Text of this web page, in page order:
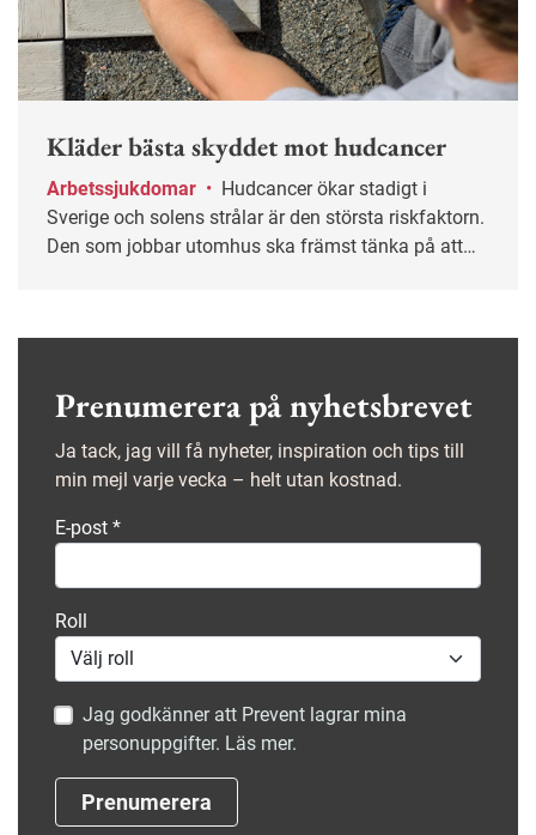
Kläder bästa skyddet mot hudcancer
Arbetssjukdomar •
Sverige och solens strålar är den största riskfaktorn.
Den som jobbar utomhus ska främst tänka på att
Prenumerera på nyhetsbrevet
Ja tack, jag vill få nyheter, inspiration och tips till
min mejl varje vecka – helt utan kostnad.
E-post *
Roll
Jag godkänner att Prevent lagrar mina
personuppgifter. Läs mer.
Prenumerera